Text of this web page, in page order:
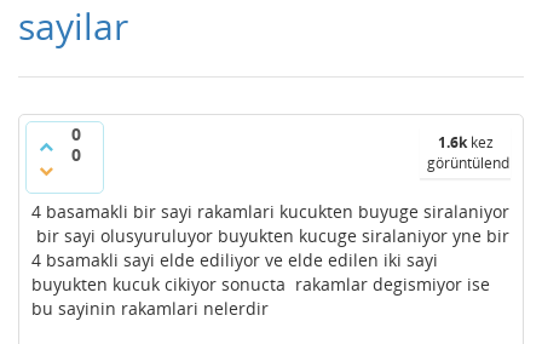
sayilar
0
0
1.6kkez
görüntülendi
4 basamakli bir sayi rakamlari kucukten buyuge siralaniyor
bir sayi olusyuruluyor buyukten kucuge siralaniyor yne bir
4 bsamakli sayi elde ediliyor ve elde edilen iki sayi
buyukten kucuk cikiyor sonucta rakamlar degismiyor ise
bu sayinin rakamlari nelerdir